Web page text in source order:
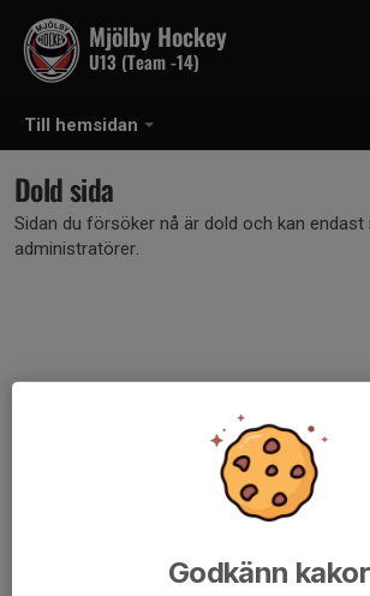
Till hemsidan
Mjölby Hockey
U13 (Team -14)
Dold sida
Sidan du försöker nå är dold och kan
administratörer.
Godkänn kakor